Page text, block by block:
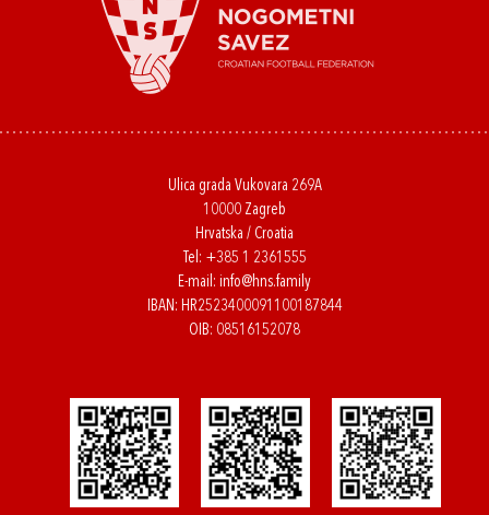
Ulica grada Vukovara 269A
10000 Zagreb
Hrvatska / Croatia
Tel: +385 1 2361555
E-mail: info@hns.family
IBAN: HR2523400091100187844
OIB: 08516152078